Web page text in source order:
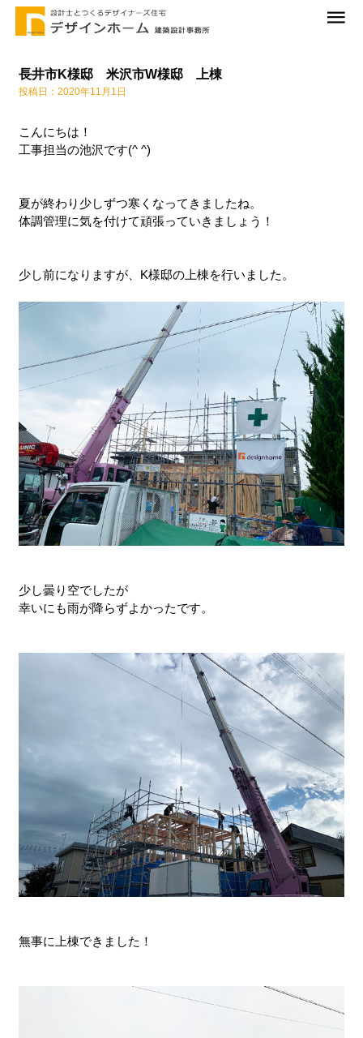
長井市K様邸 米沢市W様邸 上棟
投稿日：2020年11月1日
こんにちは！
工事担当の池沢です(^ ^)
夏が終わり少しずつ寒くなってきましたね。
体調管理に気を付けて頑張っていきましょう！
少し前になりますが、K様邸の上棟を行いました。
少し曇り空でしたが
幸いにも雨が降らずよかったです。
無事に上棟できました！